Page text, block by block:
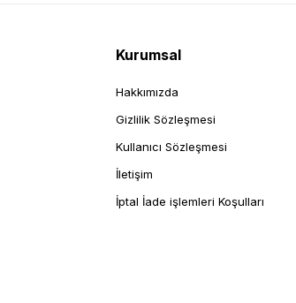
Kurumsal
Hakkımızda
Gizlilik Sözleşmesi
Kullanıcı Sözleşmesi
İletişim
İptal İade işlemleri Koşulları